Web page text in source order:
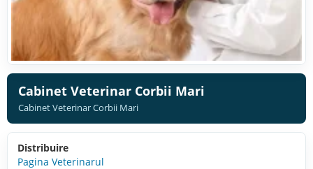
Cabinet Veterinar Corbii Mari
Cabinet Veterinar Corbii Mari
Distribuire
Pagina Veterinarul